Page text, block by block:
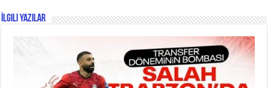
İlgili Yazılar